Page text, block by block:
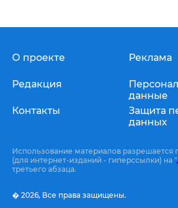
О проекте
Редакция
Контакты
Реклама
данные
Защита
данных
Использование материалов разрешается
(для интернет-изданий - гиперссылки) на "
третьего абзаца.
� 2026, Все права защищены.